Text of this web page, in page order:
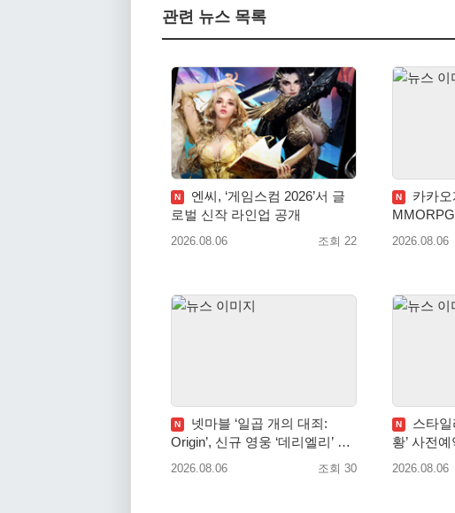
관련 뉴스 목록
N
엔씨, ‘게임스컴 2026’서 글
로벌 신작 라인업 공개
2026.08.06 조회 22
N
카카
MMORPG ‘도깨비의세계’ 천만
배우 박지
2026.08.06
N
넷마블 ‘일곱 개의 대죄:
Origin’, 신규 영웅 ‘데리엘리’ 업
데이트 실시
2026.08.06 조회 30
N
스타일
황’ 사전예
2026.08.06